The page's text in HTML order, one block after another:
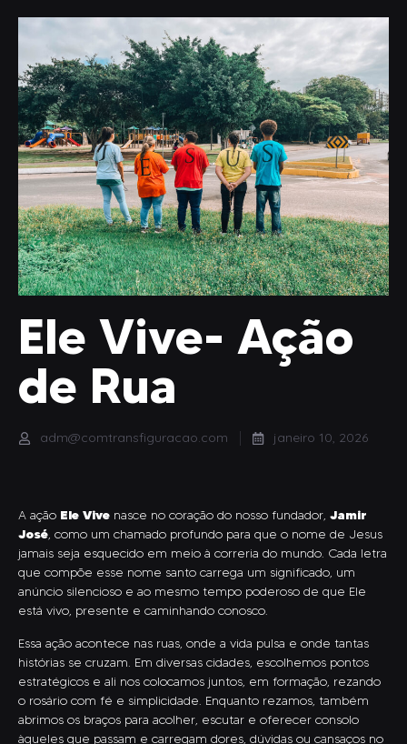
Ele Vive- Ação
de Rua
adm@comtransfiguracao.com janeiro 10, 2026
A ação Ele Vive nasce no coração do nosso fundador, Jamir
José, como um chamado profundo para que o nome de Jesus
jamais seja esquecido em meio à correria do mundo. Cada letra
que compõe esse nome santo carrega um significado, um
anúncio silencioso e ao mesmo tempo poderoso de que Ele
está vivo, presente e caminhando conosco.
Essa ação acontece nas ruas, onde a vida pulsa e onde tantas
histórias se cruzam. Em diversas cidades, escolhemos pontos
estratégicos e ali nos colocamos juntos, em formação, rezando
o rosário com fé e simplicidade. Enquanto rezamos, também
abrimos os braços para acolher, escutar e oferecer consolo
àqueles que passam e carregam dores, dúvidas ou cansaços no